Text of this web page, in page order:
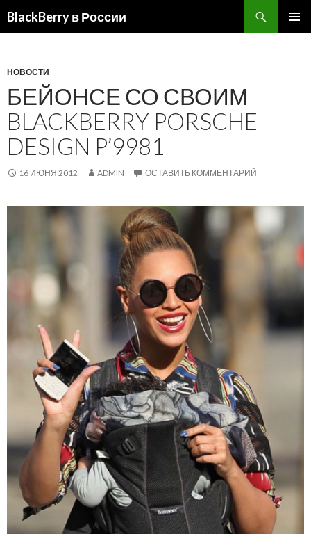
BlackBerry в России
НОВОСТИ
БЕЙОНСЕ СО СВОИМ
BLACKBERRY PORSCHE
DESIGN P’9981
16 ИЮНЯ 2012 ADMIN ОСТАВИТЬ КОММЕНТАРИЙ